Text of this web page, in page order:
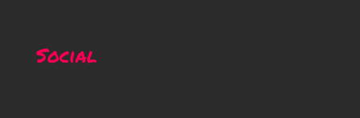
Social